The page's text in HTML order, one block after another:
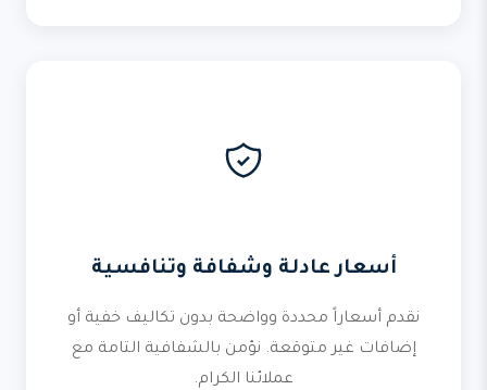
أسعار عادلة وشفافة وتنافسية
نقدم أسعاراً محددة وواضحة بدون تكاليف خفية أو
إضافات غير متوقعة. نؤمن بالشفافية التامة مع
عملائنا الكرام.